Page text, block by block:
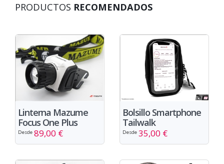
PRODUCTOS RECOMENDADOS
Linterna Mazume
Focus One Plus
Desde 89,00 €
Bolsillo Smartphone
Tailwalk
Desde 35,00 €